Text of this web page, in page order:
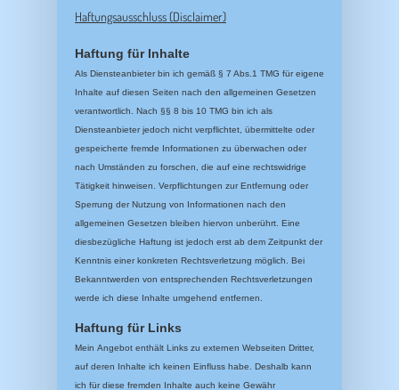
Haftungsausschluss (Disclaimer)
Haftung für Inhalte
Als Diensteanbieter bin ich gemäß § 7 Abs.1 TMG für eigene
Inhalte auf diesen Seiten nach den allgemeinen Gesetzen
verantwortlich. Nach §§ 8 bis 10 TMG bin ich als
Diensteanbieter jedoch nicht verpflichtet, übermittelte oder
gespeicherte fremde Informationen zu überwachen oder
nach Umständen zu forschen, die auf eine rechtswidrige
Tätigkeit hinweisen. Verpflichtungen zur Entfernung oder
Sperrung der Nutzung von Informationen nach den
allgemeinen Gesetzen bleiben hiervon unberührt. Eine
diesbezügliche Haftung ist jedoch erst ab dem Zeitpunkt der
Kenntnis einer konkreten Rechtsverletzung möglich. Bei
Bekanntwerden von entsprechenden Rechtsverletzungen
werde ich diese Inhalte umgehend entfernen.
Haftung für Links
Mein Angebot enthält Links zu externen Webseiten Dritter,
auf deren Inhalte ich keinen Einfluss habe. Deshalb kann
ich für diese fremden Inhalte auch keine Gewähr